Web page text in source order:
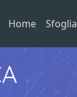
Home Sfoglia